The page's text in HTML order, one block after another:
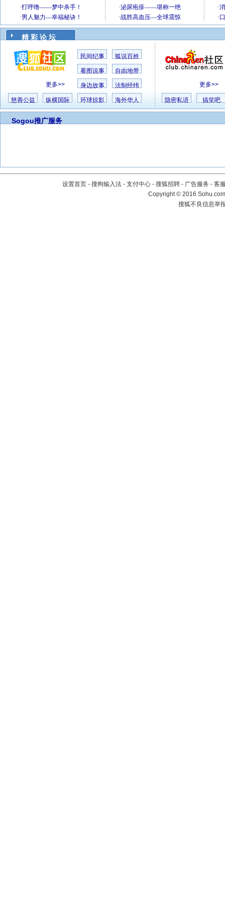
精 彩 论 坛
更多>>
民间纪事 狐说百姓
看图说事 自由地带
身边故事 法制经纬
慈善公益 纵横国际 环球掠影 海外华人
更多>>
隐密私语 搞笑吧
Sogou推广服务
设置首页 - 搜狗输入法 - 支付中心 - 搜狐招聘 - 广告服务 - 客
Copyright©2016
搜狐不良信息举